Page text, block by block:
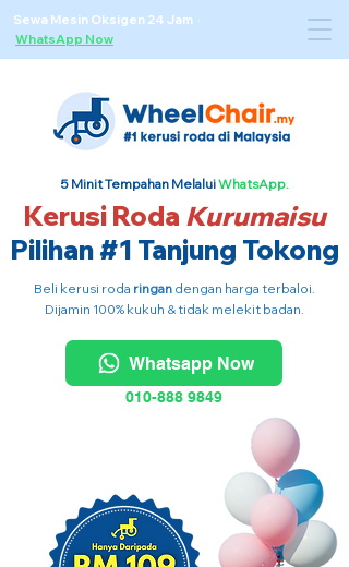
Sewa Mesin Oksigen 24 Jam ·
WhatsApp Now
5 Minit Tempahan MelaluiWhatsApp.
Kerusi Roda Kurumaisu
Pilihan #1 Tanjung Tokong
Beli kerusi roda ringan dengan harga terbaloi.
Dijamin 100% kukuh & tidak melekit badan.
Whatsapp Now
010-888 9849